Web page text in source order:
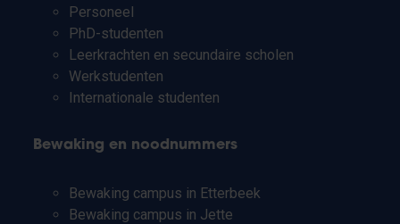
Personeel
PhD-studenten
Leerkrachten en secundaire scholen
Werkstudenten
Internationale studenten
Bewaking en noodnummers
Bewaking campus in Etterbeek
Bewaking campus in Jette